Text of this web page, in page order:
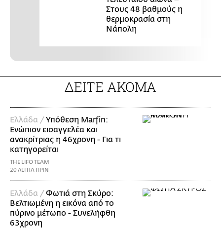
Στους 48 βαθμούς η
θερμοκρασία στη
Νάπολη
ΔΕΙΤΕ ΑΚΟΜΑ
Ελλάδα /Υπόθεση Marfin:
Ενώπιον εισαγγελέα και
ανακρίτριας η 46χρονη - Για τι
κατηγορείται
THE LIFO TEAM
20 ΛΕΠΤΑ ΠΡΙΝ
Ελλάδα /Φωτιά στη Σκύρο:
Βελτιωμένη η εικόνα από το
πύρινο μέτωπο - Συνελήφθη
63χρονη